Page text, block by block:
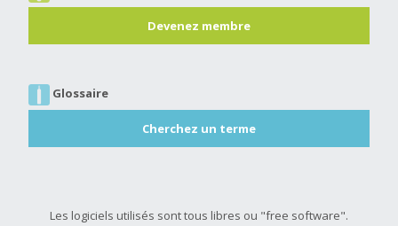
Devenez membre
Glossaire
Cherchez un terme
Les logiciels utilisés sont tous libres ou "free software".